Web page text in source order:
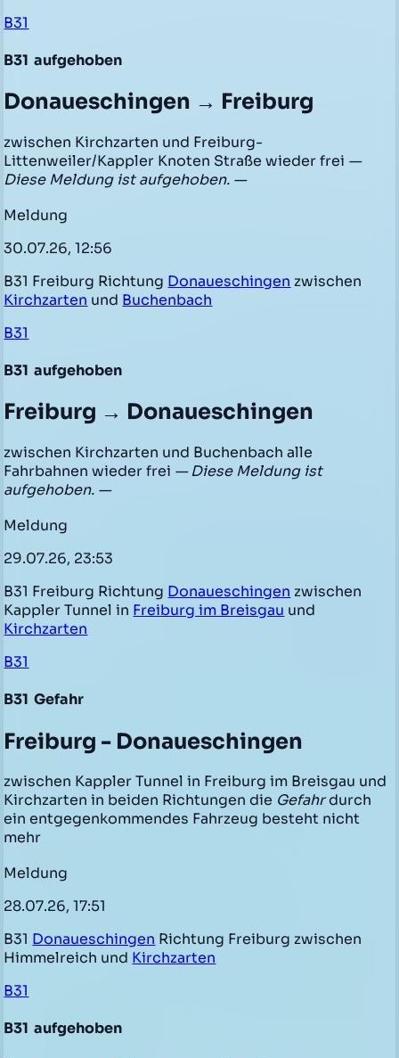
B31
B31 aufgehoben
Donaueschingen → Freiburg
zwischen Kirchzarten und Freiburg-
Littenweiler/Kappler Knoten Straße wieder frei —
Diese Meldung ist aufgehoben. —
Meldung
30.07.26, 12:56
B31 Freiburg Richtung Donaueschingen zwischen
Kirchzarten und Buchenbach
B31
B31 aufgehoben
Freiburg → Donaueschingen
zwischen Kirchzarten und Buchenbach alle
Fahrbahnen wieder frei — Diese Meldung ist
aufgehoben. —
Meldung
29.07.26, 23:53
B31 Freiburg Richtung Donaueschingen zwischen
Kappler Tunnel in Freiburg im Breisgau und
Kirchzarten
B31
B31 Gefahr
Freiburg - Donaueschingen
zwischen Kappler Tunnel in Freiburg im Breisgau und
Kirchzarten in beiden Richtungen die Gefahrdurch
ein entgegenkommendes Fahrzeug besteht nicht
mehr
Meldung
28.07.26, 17:51
B31 Donaueschingen Richtung Freiburg zwischen
Himmelreich und Kirchzarten
B31
B31 aufgehoben